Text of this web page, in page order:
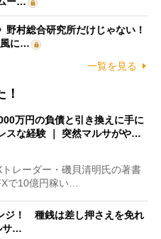
野村総合研究所だけじゃない！
風に…
一覧を見る
万円の負債と引き換えに手に
スな経験 ｜ 突然マルサがや…
レーダー・磯貝清明氏の著書
で10億円稼い…
ジ！ 種銭は差し押さえを免れ
サ…